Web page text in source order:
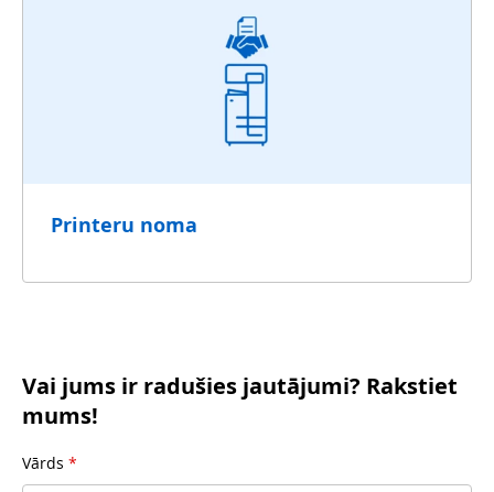
Printeru noma
Vai jums ir radušies jautājumi? Rakstiet
mums!
Vārds *